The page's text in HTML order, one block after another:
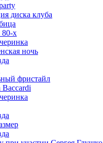
диска клуба
80-х
ночь
фристайл